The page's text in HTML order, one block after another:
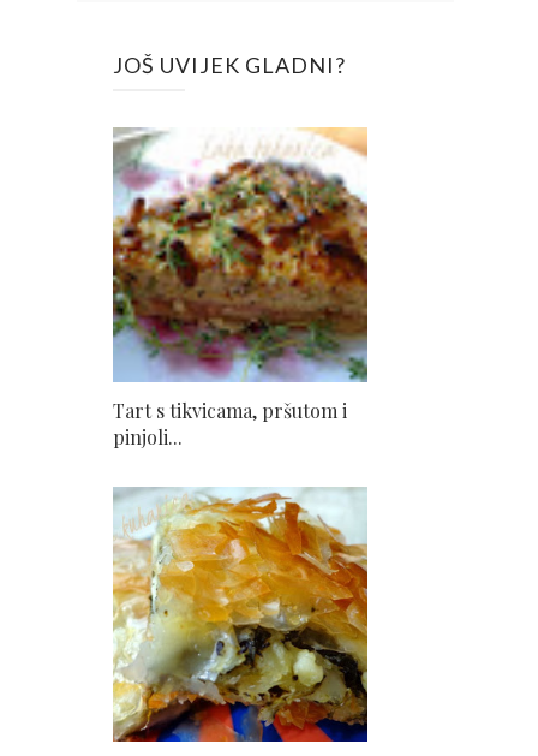
JOŠ UVIJEK GLADNI?
Tart s tikvicama, pršutom i
pinjoli...